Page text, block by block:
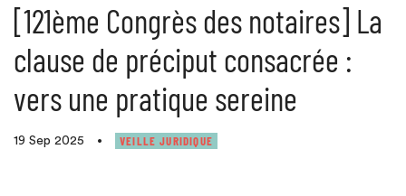
[121ème Congrès des notaires] La
clause de préciput consacrée :
vers une pratique sereine
19 Sep 2025 • VEILLE JURIDIQUE